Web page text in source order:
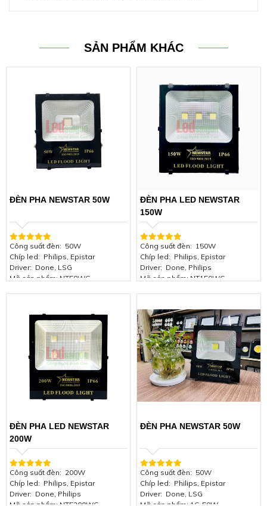
SẢN PHẨM KHÁC
ĐÈN PHA NEWSTAR 50W
Công suất đèn: 50W
Chíp led: Philips, Epistar
Driver: Done, LSG
Mã sản phẩm: NT50WC
Quang thông: 110-150lm/w
Hệ số công suất: ≥0.96
Nhiệt độ màu (CCT): 3500 -4000-
6000K
Kích thước: 240*210*50mm
Tuổi thọ bộ đèn:
Tiêu chuẩn: IP66, IK08, Class 1
Chứng nhận: ISO 9001:2015
ĐÈN PHA LED NEWSTAR
150W
Công suất đèn: 150W
Chíp led: Philips, Epistar
Driver: Done, Philips
Mã sản phẩm: NT150WC
Chỉ số hoàn màu: (CRI) >85
Quang thông: 110-150lm/w
Hệ số công suất: ≥0.96
Nhiệt độ màu (CCT): 3500 -4000-
6000K
Kích thước: 345*310*90mm
Tuổi thọ bộ đèn:
> 50.000 giờ
Tiêu chuẩn: IP66, IK08, Class 1
Chứng nhận: ISO 9001:2015
ĐÈN PHA LED NEWSTAR
200W
Công suất đèn: 200W
Chíp led: Philips, Epistar
Driver: Done, Philips
ĐÈN PHA NEWSTAR 50W
Công suất đèn: 50W
Chíp led: Philips, Epistar
Driver: Done, LSG